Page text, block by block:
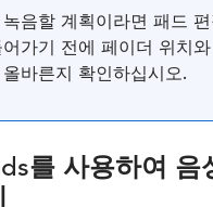
음할 계획이라면 패드
가기 전에 페이더 위치
바른지 확인하십시오.
를 사용하여 음